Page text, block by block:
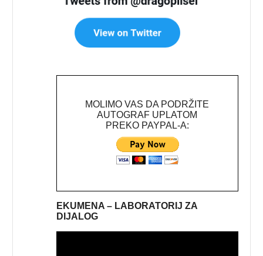
MOLIMO VAS DA PODRŽITE
AUTOGRAF UPLATOM
PREKO PAYPAL-A:
EKUMENA – LABORATORIJ ZA
DIJALOG